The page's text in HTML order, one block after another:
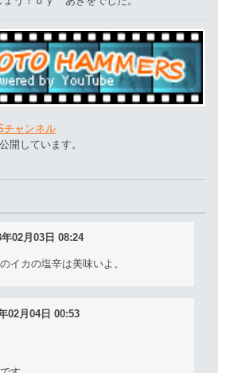
チャンネル
開しています。
02月03日 08:24
イカの塩辛は美味いよ。
02月04日 00:53